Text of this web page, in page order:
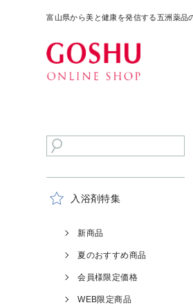
富山県から美と健康を発信する五洲薬品
入浴剤特集
新商品
夏のおすすめ商品
会員様限定価格
WEB限定商品